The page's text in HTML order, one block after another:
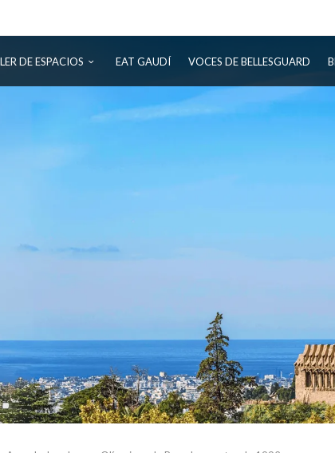
DE ESPACIOS EAT GAUDÍ VOCES DE BELLESGUARD